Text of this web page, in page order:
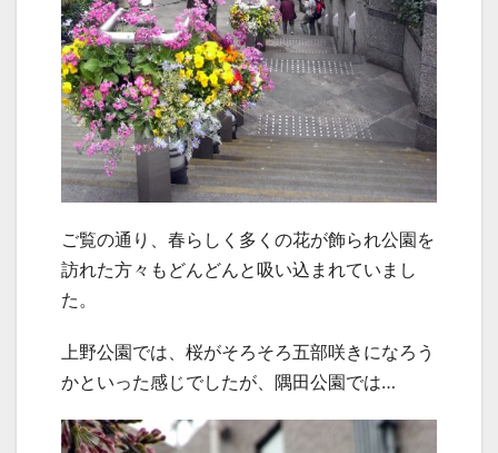
ご覧の通り、春らしく多くの花が飾られ公園を
訪れた方々もどんどんと吸い込まれていまし
た。
上野公園では、桜がそろそろ五部咲きになろう
かといった感じでしたが、隅田公園では…